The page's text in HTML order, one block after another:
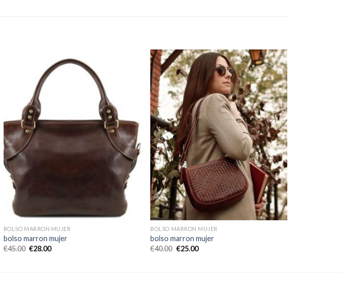
BOLSO MARRON MUJER
bolso marron mujer
€45.00 €28.00
BOLSO MARRON MUJER
bolso marron mujer
€40.00 €25.00